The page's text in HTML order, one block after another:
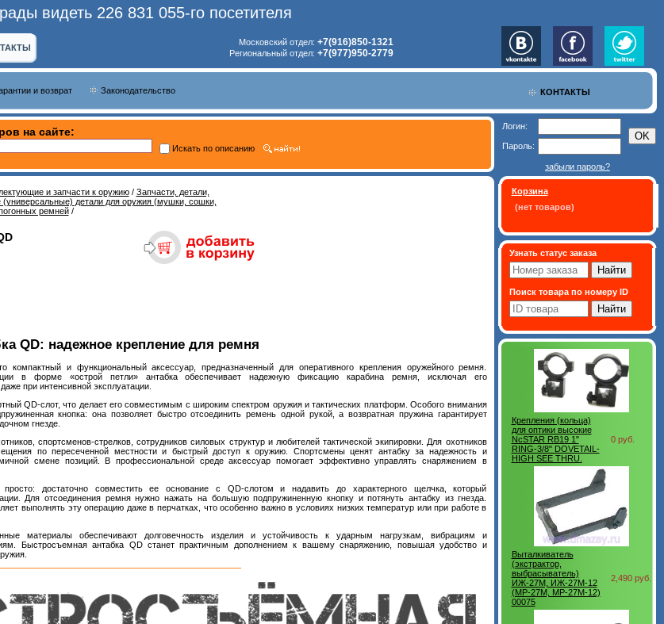
видеть 226 831 055-го посетителя
Московский отдел: +7(916)850-1321
Региональный отдел: +7(977)950-2779
КОНТАКТЫ
и возврат Законодательство
на сайте:
Искать по описанию
и запчасти к оружию/ Запчасти, детали,
детали для оружия (мушки, сошки,
ремней/
QD: надежное крепление для ремня
и функциональный аксессуар, предназначенный для оперативного крепления оружейного ремня.
в форме «острой петли» антабка обеспечивает надежную фиксацию карабина ремня, исключая его
при интенсивной эксплуатации.
QD-слот, что делает его совместимым с широким спектром оружия и тактических платформ. Особого внимания
кнопка: она позволяет быстро отсоединить ремень одной рукой, а возвратная пружина гарантирует
гнезде.
спортсменов-стрелков, сотрудников силовых структур и любителей тактической экипировки. Для охотников
по пересеченной местности и быстрый доступ к оружию. Спортсмены ценят антабку за надежность и
смене позиций. В профессиональной среде аксессуар помогает эффективно управлять снаряжением в
просто: достаточно совместить ее основание с QD-слотом и надавить до характерного щелчка, который
Для отсоединения ремня нужно нажать на большую подпружиненную кнопку и потянуть антабку из гнезда.
выполнять эту операцию даже в перчатках, что особенно важно в условиях низких температур или при работе в
материалы обеспечивают долговечность изделия и устойчивость к ударным нагрузкам, вибрациям и
Быстросъемная антабка QD станет практичным дополнением к вашему снаряжению, повышая удобство и
Логин:
Пароль:
забыли пароль?
Корзина
(нет товаров)
Узнать статус заказа
Поиск товара по номеру ID
Крепления (кольца)
для оптики высокие
NcSTAR RB19 1"
RING-3/8" DOVETAIL-
HIGH SEE THRU.
0 руб.
Выталкиватель
(экстрактор,
выбрасыватель)
ИЖ-27М, ИЖ-27М-12
(MP-27M, MP-27M-12)
00075
2,490 руб.